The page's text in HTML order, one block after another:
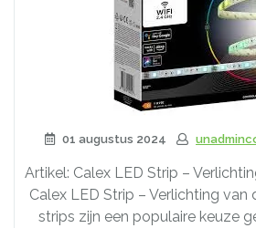
01 augustus 2024
Artikel: Calex LED Strip –
Calex LED Strip – Verlichting
strips zijn een populaire keuze